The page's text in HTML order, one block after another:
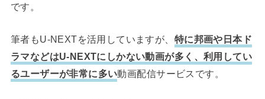
です。
筆者もU-NEXTを活用していますが、 特に邦画や日本ド
ラマなどはU-NEXTにしかない動画が多く、利用してい
るユーザーが非常に多い動画配信サービスです。